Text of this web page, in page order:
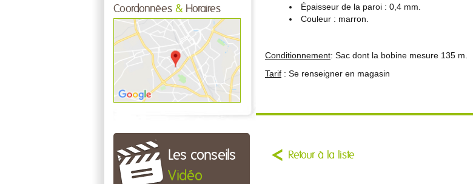
Coordonnées & Horaires
Les conseils
Vidéo
Épaisseur de la paroi : 0,4 mm.
Couleur : marron.
Conditionnement: Sac dont la bobine mesure 135 m.
Tarif : Se renseigner en magasin
Retour à la liste